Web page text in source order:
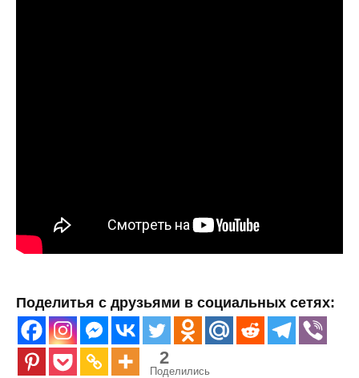
Поделитья с друзьями в социальных сетях:
2
Поделились